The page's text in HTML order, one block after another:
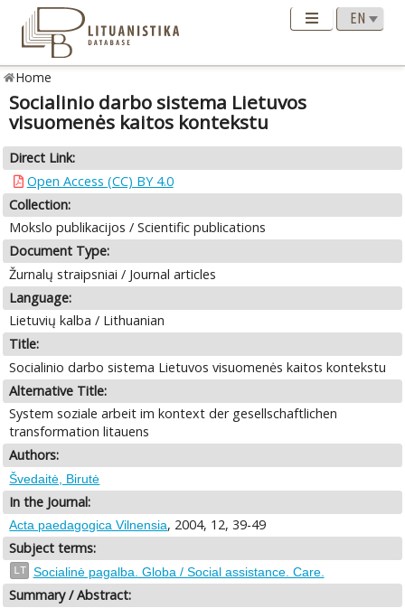
Home
Socialinio darbo sistema Lietuvos
visuomenės kaitos kontekstu
Direct Link:
Open Access (CC) BY 4.0
Collection:
Mokslo publikacijos / Scientific publications
Document Type:
Žurnalų straipsniai / Journal articles
Language:
Lietuvių kalba / Lithuanian
Title:
Socialinio darbo sistema Lietuvos visuomenės kaitos kontekstu
Alternative Title:
System soziale arbeit im kontext der gesellschaftlichen
transformation litauens
Authors:
Švedaitė, Birutė
In the Journal:
Acta paedagogica Vilnensia, 2004, 12, 39-49
Subject terms:
LT Socialinė pagalba. Globa / Social assistance. Care.
Summary / Abstract: